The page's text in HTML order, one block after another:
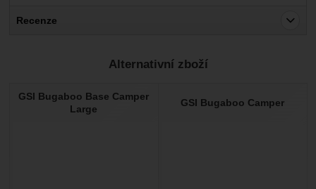
Recenze
Nebyla přidána žádná recenze.
Alternativní zboží
GSI Bugaboo Base Camper
Large
GSI Bugaboo Camper